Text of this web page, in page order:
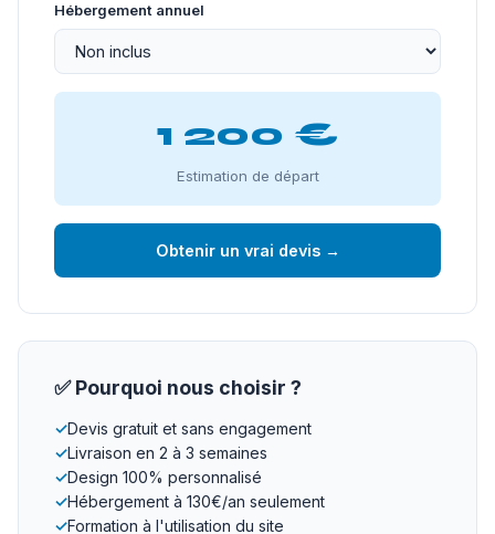
Hébergement annuel
1 200 €
Estimation de départ
Obtenir un vrai devis →
✅ Pourquoi nous choisir ?
✓Devis gratuit et sans engagement
✓Livraison en 2 à 3 semaines
✓Design 100% personnalisé
✓Hébergement à 130€/an seulement
✓Formation à l'utilisation du site